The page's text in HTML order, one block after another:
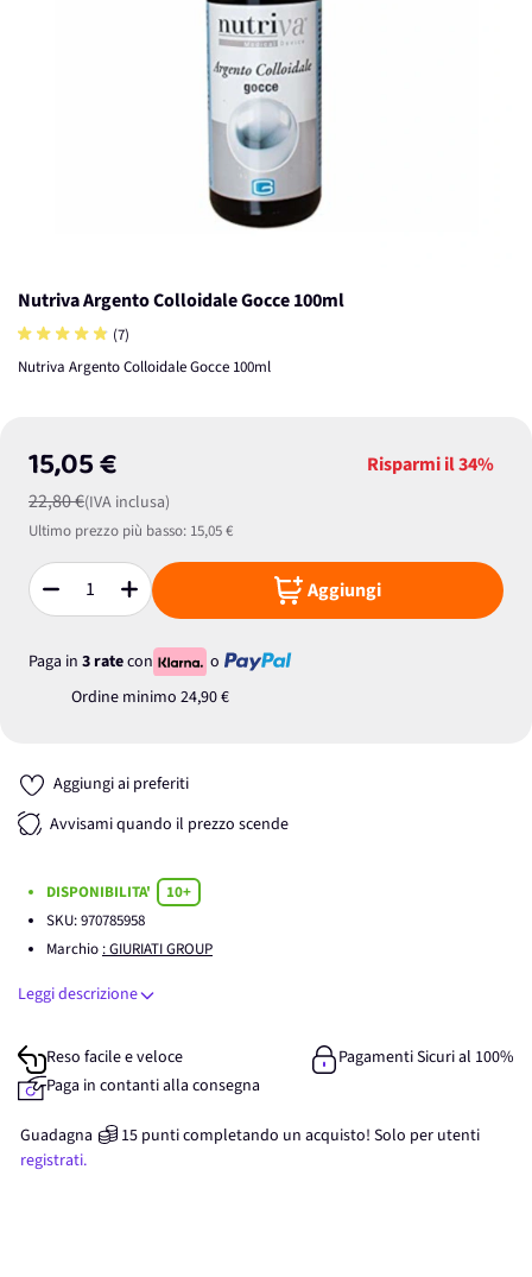
Nutriva Argento Colloidale Gocce 100ml
(7)
Nutriva Argento Colloidale Gocce 100ml
15,05 €
22,80 €(IVA inclusa)
Risparmi il34%
Ultimo prezzo più basso: 15,05 €
Quantità Aggiungi
Paga in 3 ratecon
o
Ordine minimo 24,90 €
Aggiungi ai preferiti
Avvisami quando il prezzo scende
DISPONIBILITA'
10+
SKU:970785958
Marchio : GIURIATI GROUP
Leggi descrizione
Reso facile e veloce
Pagamenti Sicuri al 100%
Paga in contanti alla consegna
Guadagna 15 punticompletando un acquisto! Solo per utenti
registrati.